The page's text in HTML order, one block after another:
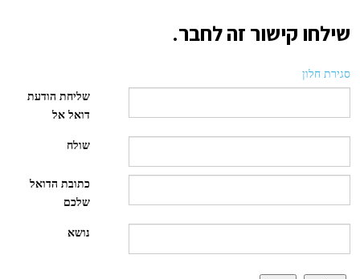
שילחו קישור זה לחבר.
סגירת חלון
שליחת הודעת
דואל אל
שולח
כתובת הדואל
שלכם
נושא